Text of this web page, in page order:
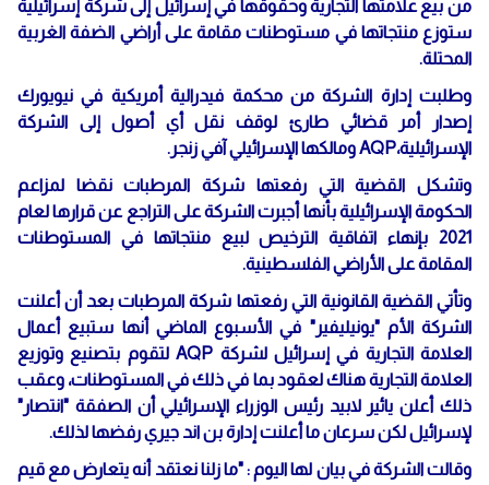
من بيع علامتها التجارية وحقوقها في إسرائيل إلى شركة إسرائيلية
ستوزع منتجاتها في مستوطنات مقامة على أراضي الضفة الغربية
المحتلة.
وطلبت إدارة الشركة من محكمة فيدرالية أمريكية في نيويورك
إصدار أمر قضائي طارئ لوقف نقل أي أصول إلى الشركة
الإسرائيلية،AQP ومالكها الإسرائيلي آفي زنجر.
وتشكل القضية التي رفعتها شركة المرطبات نقضا لمزاعم
الحكومة الإسرائيلية بأنها أجبرت الشركة على التراجع عن قرارها لعام
2021 بإنهاء اتفاقية الترخيص لبيع منتجاتها في المستوطنات
المقامة على الأراضي الفلسطينية.
وتأتي القضية القانونية التي رفعتها شركة المرطبات بعد أن أعلنت
الشركة الأم "يونيليفير" في الأسبوع الماضي أنها ستبيع أعمال
العلامة التجارية في إسرائيل لشركة AQP لتقوم بتصنيع وتوزيع
العلامة التجارية هناك لعقود بما في ذلك في المستوطنات، وعقب
ذلك أعلن يائير لابيد رئيس الوزراء الإسرائيلي أن الصفقة "انتصار"
لإسرائيل لكن سرعان ما أعلنت إدارة بن اند جيري رفضها لذلك.
وقالت الشركة في بيان لها اليوم : "ما زلنا نعتقد أنه يتعارض مع قيم